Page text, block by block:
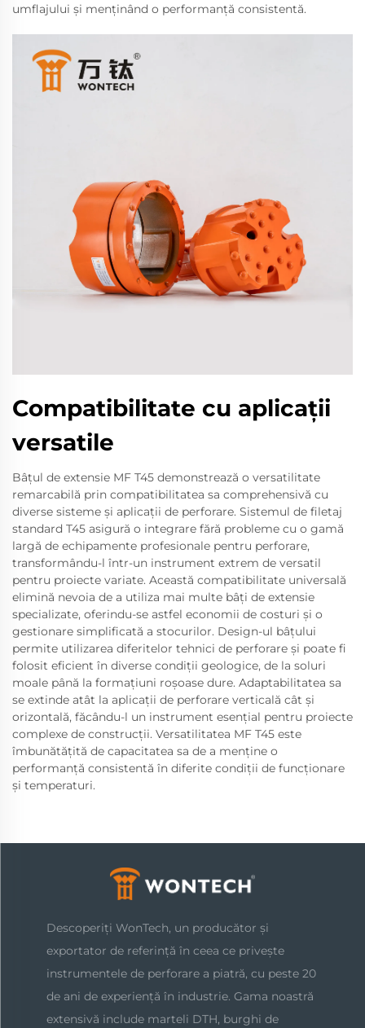
umflajului și menținând o performanță consistentă.
Compatibilitate cu aplicații
versatile
Bâțul de extensie MF T45 demonstrează o versatilitate
remarcabilă prin compatibilitatea sa comprehensivă cu
diverse sisteme și aplicații de perforare. Sistemul de filetaj
standard T45 asigură o integrare fără probleme cu o gamă
largă de echipamente profesionale pentru perforare,
transformându-l într-un instrument extrem de versatil
pentru proiecte variate. Această compatibilitate universală
elimină nevoia de a utiliza mai multe bâți de extensie
specializate, oferindu-se astfel economii de costuri și o
gestionare simplificată a stocurilor. Design-ul bâțului
permite utilizarea diferitelor tehnici de perforare și poate fi
folosit eficient în diverse condiții geologice, de la soluri
moale până la formațiuni roșoase dure. Adaptabilitatea sa
se extinde atât la aplicații de perforare verticală cât și
orizontală, făcându-l un instrument esențial pentru proiecte
complexe de construcții. Versatilitatea MF T45 este
îmbunătățită de capacitatea sa de a menține o
performanță consistentă în diferite condiții de funcționare
și temperaturi.
Descoperiți WonTech, un producător și
exportator de referință în ceea ce privește
instrumentele de perforare a piatră, cu peste 20
de ani de experiență în industrie. Gama noastră
extensivă include marteli DTH, burghi de